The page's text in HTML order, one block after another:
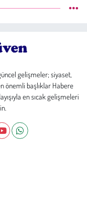
gelişmeler; siyaset,
önemli başlıklar Habere
en sıcak gelişmeleri